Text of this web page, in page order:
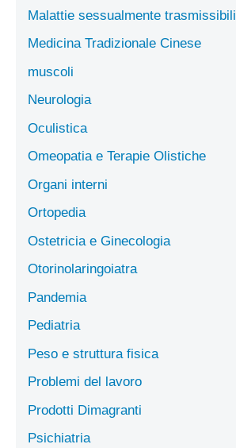
Malattie sessualmente trasmissibili
Medicina Tradizionale Cinese
muscoli
Neurologia
Oculistica
Omeopatia e Terapie Olistiche
Organi interni
Ortopedia
Ostetricia e Ginecologia
Otorinolaringoiatra
Pandemia
Pediatria
Peso e struttura fisica
Problemi del lavoro
Prodotti Dimagranti
Psichiatria